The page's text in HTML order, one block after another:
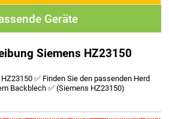
Geräte
Siemens HZ23150
✅ Finden Sie den passenden Herd
Backblech ✅ (Siemens HZ23150)